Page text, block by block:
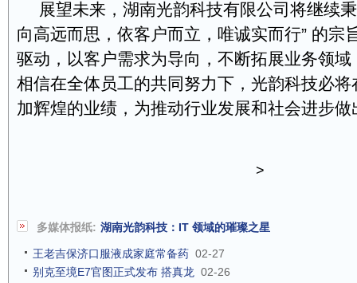
展望未来，湖南光韵科技有限公司将继续
向高远而思，依客户而立，唯诚实而行” 的宗
驱动，以客户需求为导向，不断拓展业务领
相信在全体员工的共同努力下，光韵科技必
加辉煌的业绩，为推动行业发展和社会进步
>
多媒体报纸: 湖南光韵科技：IT 领域的璀璨之星
王老吉保济口服液成家庭常备药 02-27
别克至境E7官图正式发布 搭真龙 02-26